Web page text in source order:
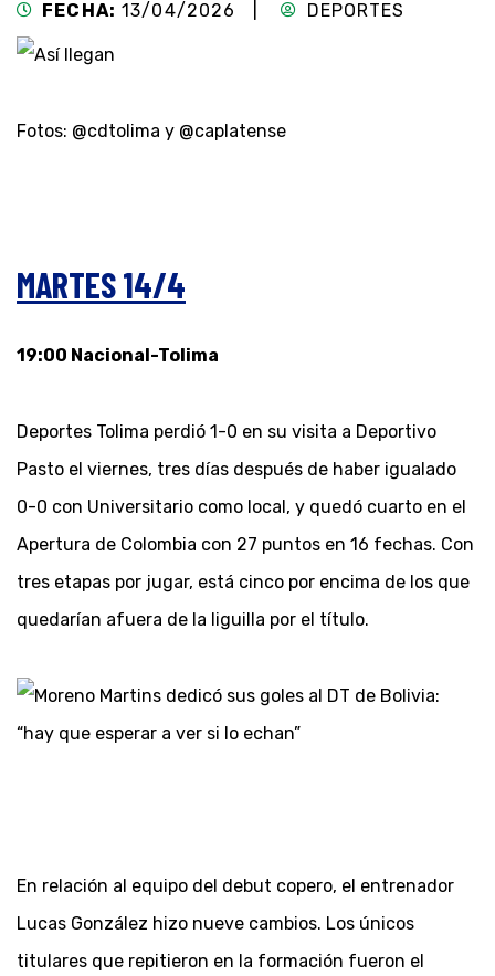
FECHA: 13/04/2026 | DEPORTES
Fotos: @cdtolima y @caplatense
MARTES 14/4
19:00 Nacional-Tolima
Deportes Tolima perdió 1-0 en su visita a Deportivo
Pasto el viernes, tres días después de haber igualado
0-0 con Universitario como local, y quedó cuarto en el
Apertura de Colombia con 27 puntos en 16 fechas. Con
tres etapas por jugar, está cinco por encima de los que
quedarían afuera de la liguilla por el título.
En relación al equipo del debut copero, el entrenador
Lucas González hizo nueve cambios. Los únicos
titulares que repitieron en la formación fueron el